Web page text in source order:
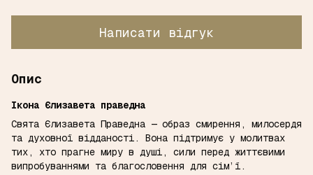
Написати відгук
Опис
Ікона Єлизавета праведна
Свята Єлизавета Праведна — образ смирення, милосердя
та духовної відданості. Вона підтримує у молитвах
тих, хто прагне миру в душі, сили перед життєвими
випробуваннями та благословення для сім’ї.